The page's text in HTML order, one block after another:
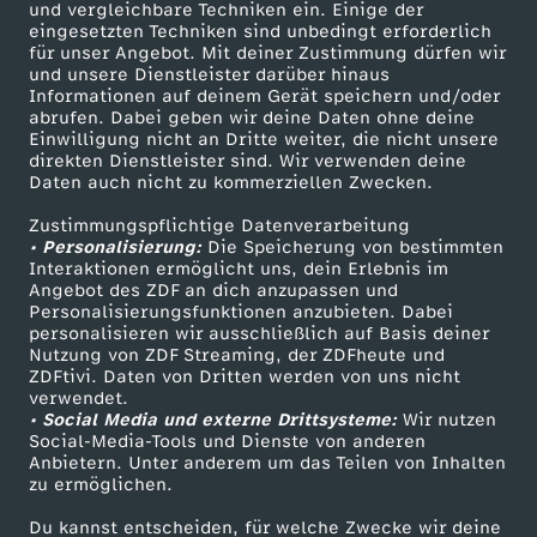
und vergleichbare Techniken ein. Einige der
eingesetzten Techniken sind unbedingt erforderlich
für unser Angebot. Mit deiner Zustimmung dürfen wir
und unsere Dienstleister darüber hinaus
Informationen auf deinem Gerät speichern und/oder
abrufen. Dabei geben wir deine Daten ohne deine
Einwilligung nicht an Dritte weiter, die nicht unsere
direkten Dienstleister sind. Wir verwenden deine
Daten auch nicht zu kommerziellen Zwecken.
Zustimmungspflichtige Datenverarbeitung
• Personalisierung:Die Speicherung von bestimmten
Interaktionen ermöglicht uns, dein Erlebnis im
Angebot des ZDF an dich anzupassen und
Personalisierungsfunktionen anzubieten. Dabei
personalisieren wir ausschließlich auf Basis deiner
Nutzung von ZDF Streaming, der ZDFheute und
ZDFtivi. Daten von Dritten werden von uns nicht
verwendet.
• Social Media und externe Drittsysteme:Wir nutzen
Social-Media-Tools und Dienste von anderen
Anbietern. Unter anderem um das Teilen von Inhalten
zu ermöglichen.
Du kannst entscheiden, für welche Zwecke wir deine
Mehr ZDF
ZDF-Apps
Smart TV
ZDFtext
Livestreams
Sendungen A-Z
TV-Programm
Service
ZDFmitreden
Kontakt zum ZDF
Tickets
Zuschauerservice
Hilfe
ZDF Unternehmen
Karriere